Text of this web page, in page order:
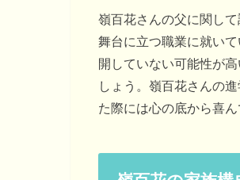
嶺百花さんの父に関し
舞台に立つ職業に就い
開していない可能性が
しょう。嶺百花さんの
た際には心の底から喜ん